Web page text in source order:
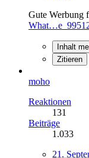
Gute Werbung
Inhalt
Zitieren
moho
Reaktionen
131
Beiträge
1.033
21.